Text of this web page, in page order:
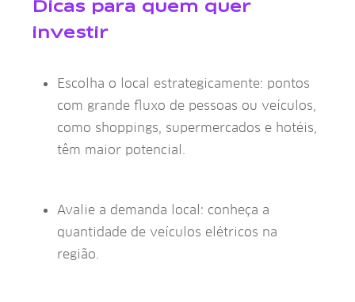
Dicas para quem quer
investir
Escolha o local estrategicamente: pontos
com grande fluxo de pessoas ou veículos,
como shoppings, supermercados e hotéis,
têm maior potencial.
Avalie a demanda local: conheça a
quantidade de veículos elétricos na
região.